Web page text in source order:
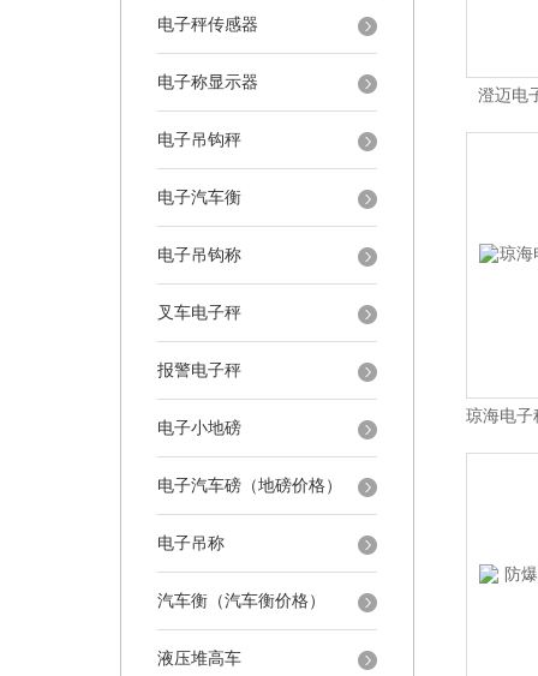
电子秤传感器
电子称显示器
电子吊钩秤
电子汽车衡
电子吊钩称
叉车电子秤
报警电子秤
电子小地磅
电子汽车磅（地磅价格）
电子吊称
汽车衡（汽车衡价格）
液压堆高车
澄迈电